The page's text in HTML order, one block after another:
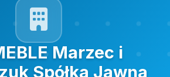
Marzec i
Spółka Jawna